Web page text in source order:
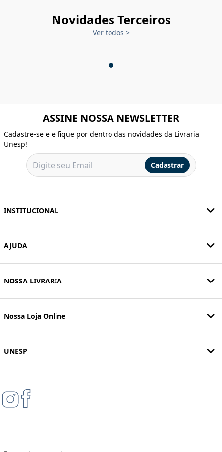
Novidades Terceiros
Ver todos >
ASSINE NOSSA NEWSLETTER
Cadastre-se e e fique por dentro das novidades da Livraria
Unesp!
Cadastrar
INSTITUCIONAL
AJUDA
NOSSA LIVRARIA
Nossa Loja Online
UNESP